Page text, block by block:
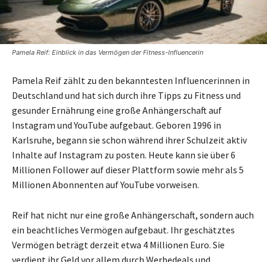
Pamela Reif: Einblick in das Vermögen der Fitness-Influencerin
Pamela Reif zählt zu den bekanntesten Influencerinnen in
Deutschland und hat sich durch ihre Tipps zu Fitness und
gesunder Ernährung eine große Anhängerschaft auf
Instagram und YouTube aufgebaut. Geboren 1996 in
Karlsruhe, begann sie schon während ihrer Schulzeit aktiv
Inhalte auf Instagram zu posten. Heute kann sie über 6
Millionen Follower auf dieser Plattform sowie mehr als 5
Millionen Abonnenten auf YouTube vorweisen.
Reif hat nicht nur eine große Anhängerschaft, sondern auch
ein beachtliches Vermögen aufgebaut. Ihr geschätztes
Vermögen beträgt derzeit etwa 4 Millionen Euro. Sie
verdient ihr Geld vor allem durch Werbedeals und